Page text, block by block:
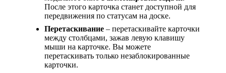
После этого карточка станет доступной для
передвижения по статусам на доске.
Перетаскивание – перетаскивайте карточки
между столбцами, зажав левую клавишу
мыши на карточке. Вы можете
перетаскивать только незаблокированные
карточки.